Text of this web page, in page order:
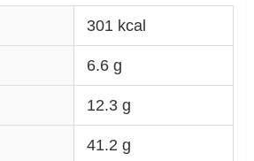
301 kcal
6.6 g
12.3 g
41.2 g